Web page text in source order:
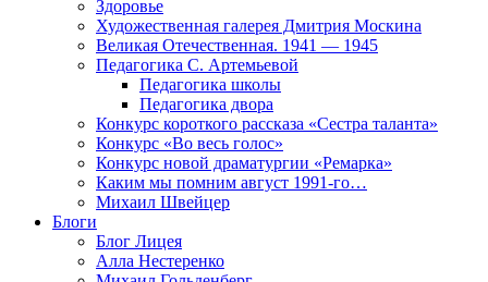
Здоровье
Художественная галерея Дмитрия Москина
Великая Отечественная. 1941 — 1945
Педагогика С. Артемьевой
Педагогика школы
Педагогика двора
Конкурс короткого рассказа «Сестра таланта»
Конкурс «Во весь голос»
Конкурс новой драматургии «Ремарка»
Каким мы помним август 1991-го…
Михаил Швейцер
Блоги
Блог Лицея
Алла Нестеренко